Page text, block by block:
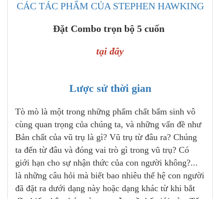
CÁC TÁC PHẨM CỦA STEPHEN HAWKING
Đặt Combo trọn bộ 5 cuốn
tại đây
Lược sử thời gian
Tò mò là một trong những phẩm chất bẩm sinh vô
cùng quan trọng của chúng ta, và những vấn đề như
Bản chất của vũ trụ là gì? Vũ trụ từ đâu ra? Chúng
ta đến từ đâu và đóng vai trò gì trong vũ trụ? Có
giới hạn cho sự nhận thức của con người không?...
là những câu hỏi mà biết bao nhiêu thế hệ con người
đã đặt ra dưới dạng này hoặc dạng khác từ khi bắt